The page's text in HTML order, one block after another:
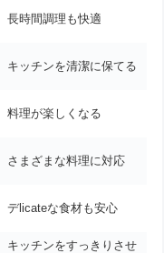
長時間調理も快適
キッチンを清潔に保てる
料理が楽しくなる
さまざまな料理に対応
デlicateな食材も安心
キッチンをすっきりさせ